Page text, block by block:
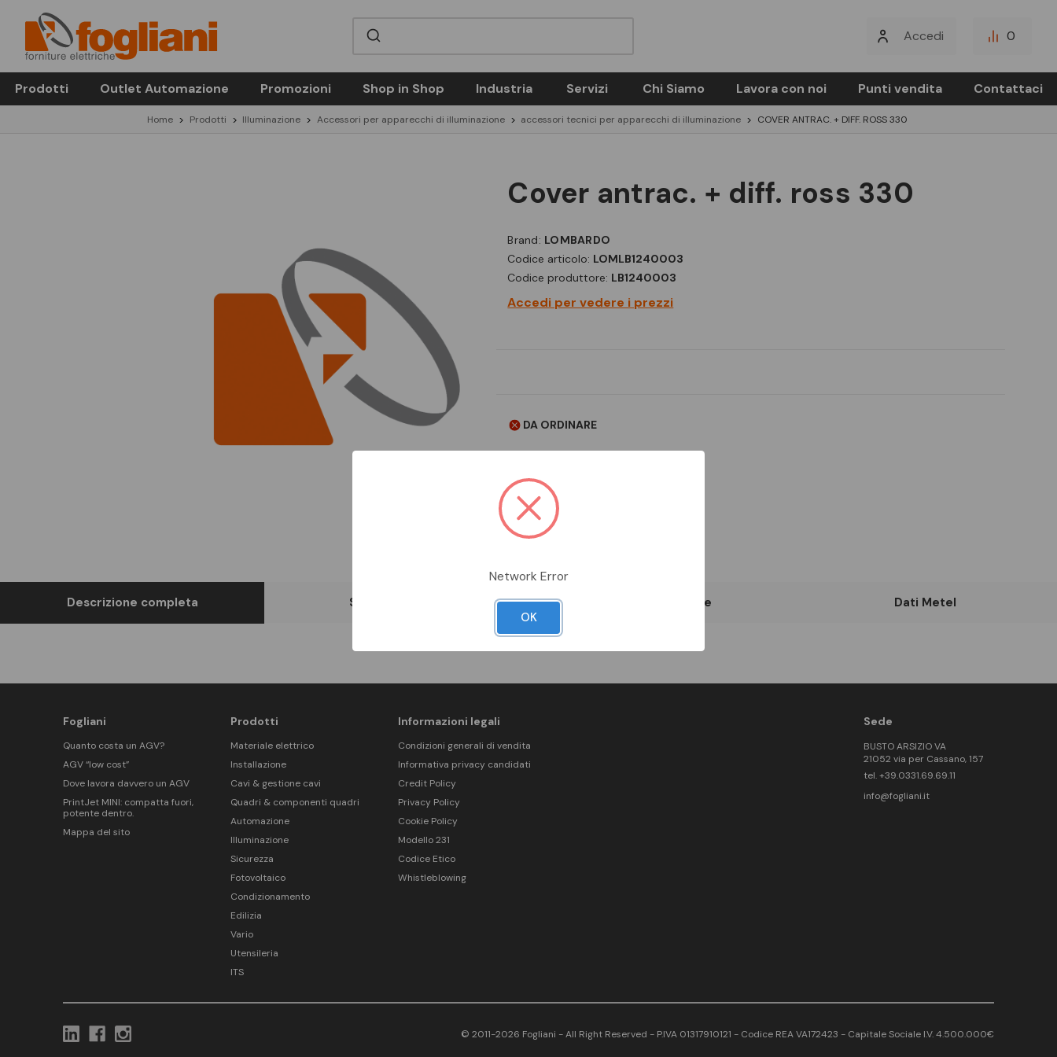
Accedi 0
Prodotti Outlet Automazione Promozioni Shop in Shop Industria Servizi Chi Siamo Lavora con noi Punti vendita Contattaci
Home Prodotti Illuminazione Accessori per apparecchi di illuminazione accessori tecnici per apparecchi di illuminazione COVER ANTRAC. + DIFF. ROSS 330
cover antrac. + diff. ross 330
Brand: LOMBARDO
Codice articolo: LOMLB1240003
Codice produttore: LB1240003
Accedi per vedere i prezzi
DA ORDINARE
Aggiungi alla comparazione
Descrizione completa Scheda Tecnica Documentazione Dati Metel
Fogliani
Quanto costa un AGV?
AGV “low cost”
Dove lavora davvero un AGV
PrintJet MINI: compatta fuori,
potente dentro.
Mappa del sito
Prodotti
Materiale elettrico
Installazione
Cavi & gestione cavi
Quadri & componenti quadri
Automazione
Illuminazione
Sicurezza
Fotovoltaico
Condizionamento
Edilizia
Vario
Utensileria
ITS
Informazioni legali
Condizioni generali di vendita
Informativa privacy candidati
Credit Policy
Privacy Policy
Cookie Policy
Modello 231
Codice Etico
Whistleblowing
Sede
BUSTO ARSIZIO VA
21052 via per Cassano, 157
tel. +39.0331.69.69.11
info@fogliani.it
© 2011-2026 Fogliani - All Right Reserved - P.IVA 01317910121 - Codice REA VA172423 - Capitale Sociale I.V. 4.500.000€
Network Error
OK